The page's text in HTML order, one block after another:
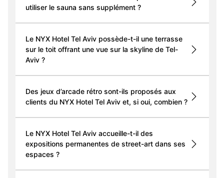
utiliser le sauna sans supplément ?
Le NYX Hotel Tel Aviv possède-t-il une terrasse
sur le toit offrant une vue sur la skyline de Tel-
Aviv ?
Des jeux d’arcade rétro sont-ils proposés aux
clients du NYX Hotel Tel Aviv et, si oui, combien ?
Le NYX Hotel Tel Aviv accueille-t-il des
expositions permanentes de street-art dans ses
espaces ?